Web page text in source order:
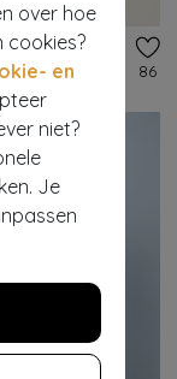
over hoe
cookies?
en
niet?
Je
86